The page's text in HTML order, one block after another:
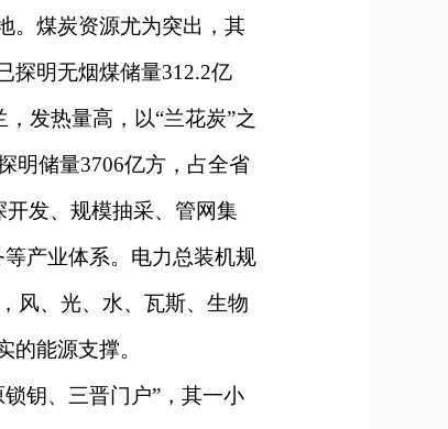
。煤炭资源尤为突出，其
探明无烟煤储量312.2亿
发热量高，以“兰花炭”之
明储量3706亿方，占全省
发、规模抽采、管网集
产业体系。电力总装机规
风、光、水、瓦斯、生物
能源支撑。
钥、三晋门户”，其一小